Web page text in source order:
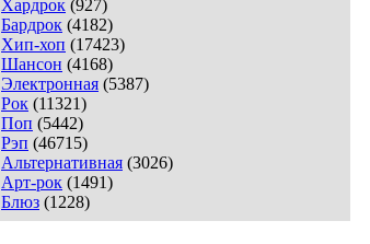
Хардрок (927)
Бардрок (4182)
Хип-хоп (17423)
Шансон (4168)
Электронная (5387)
Рок (11321)
Поп (5442)
Рэп (46715)
Альтернативная (3026)
Арт-рок (1491)
Блюз (1228)